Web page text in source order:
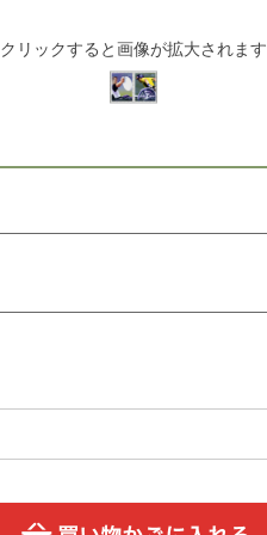
クリックすると画像が拡大されます